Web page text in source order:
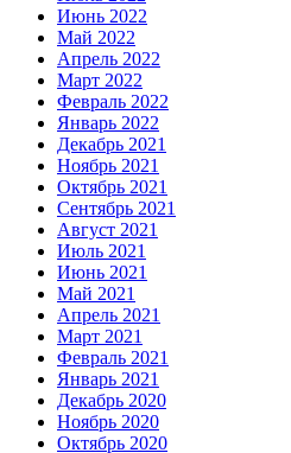
Июнь 2022
Май 2022
Апрель 2022
Март 2022
Февраль 2022
Январь 2022
Декабрь 2021
Ноябрь 2021
Октябрь 2021
Сентябрь 2021
Август 2021
Июль 2021
Июнь 2021
Май 2021
Апрель 2021
Март 2021
Февраль 2021
Январь 2021
Декабрь 2020
Ноябрь 2020
Октябрь 2020